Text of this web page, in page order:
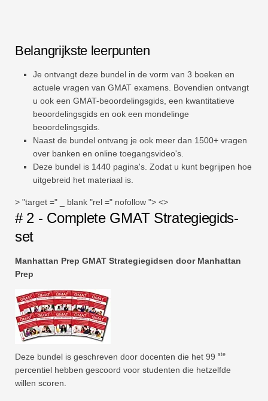
Belangrijkste leerpunten
Je ontvangt deze bundel in de vorm van 3 boeken en
actuele vragen van GMAT examens. Bovendien ontvangt
u ook een GMAT-beoordelingsgids, een kwantitatieve
beoordelingsgids en ook een mondelinge
beoordelingsgids.
Naast de bundel ontvang je ook meer dan 1500+ vragen
over banken en online toegangsvideo's.
Deze bundel is 1440 pagina's. Zodat u kunt begrijpen hoe
uitgebreid het materiaal is.
> "target =" _ blank "rel =" nofollow "> <>
# 2 - Complete GMAT Strategiegids-
set
Manhattan Prep GMAT Strategiegidsen door Manhattan
Prep
Deze bundel is geschreven door docenten die het 99 ste
percentiel hebben gescoord voor studenten die hetzelfde
willen scoren.